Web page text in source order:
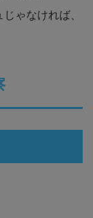
ゃなければ、